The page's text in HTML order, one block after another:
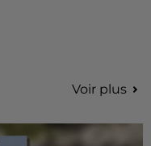
Voir plus